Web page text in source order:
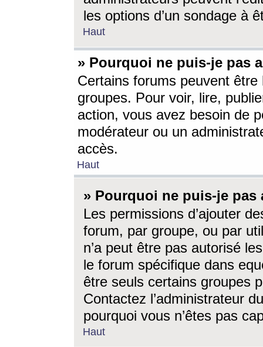
les options d’un sondage à
Haut
» Pourquoi ne puis-je pas
Certains forums peuvent être
groupes. Pour voir, lire,
action, vous avez besoin de
modérateur ou un
accès.
Haut
» Pourquoi ne puis-je
Les permissions d’ajouter
forum, par groupe, ou par
n’a peut être pas autorisé
le forum spécifique dans
être seuls certains groupes
Contactez l’administrateur
pourquoi vous n’êtes pas
Haut